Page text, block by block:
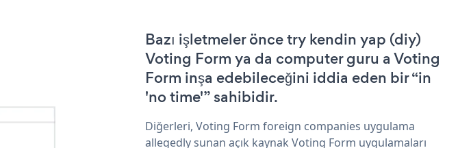
Bazı işletmeler önce try kendin yap (diy)
Voting Form ya da computer guru a Voting
Form inşa edebileceğini iddia eden bir “in
'no time'” sahibidir.
Diğerleri, Voting Form foreign companies uygulama
allegedly sunan açık kaynak Voting Form uygulamaları